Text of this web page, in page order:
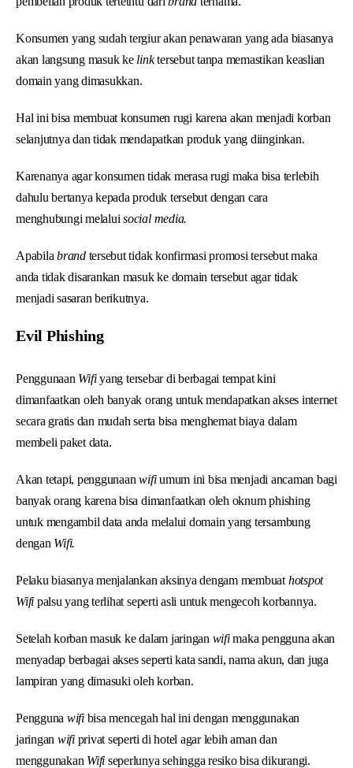
Konsumen yang sudah tergiur akan penawaran yang ada biasanya
akan langsung masuk ke linktersebut tanpa memastikan keaslian
domain yang dimasukkan.
Hal ini bisa membuat konsumen rugi karena akan menjadi korban
selanjutnya dan tidak mendapatkan produk yang diinginkan.
Karenanya agar konsumen tidak merasa rugi maka bisa terlebih
dahulu bertanya kepada produk tersebut dengan cara
menghubungi melaluisocial media.
Apabila brandtersebut tidak konfirmasi promosi tersebut maka
anda tidak disarankan masuk ke domain tersebut agar tidak
menjadi sasaran berikutnya.
Evil Phishing
Penggunaan Wifiyang tersebar di berbagai tempat kini
dimanfaatkan oleh banyak orang untuk mendapatkan akses internet
secara gratis dan mudah serta bisa menghemat biaya dalam
membeli paket data.
Akan tetapi, penggunaanwifiumum ini bisa menjadi ancaman bagi
banyak orang karena bisa dimanfaatkan oleh oknum phishing
untuk mengambil data anda melalui domain yang tersambung
dengan Wifi.
Pelaku biasanya menjalankan aksinya dengam membuat hotspot
Wifi palsu yang terlihat seperti asli untuk mengecoh korbannya.
Setelah korban masuk ke dalam jaringan wifimaka pengguna akan
menyadap berbagai akses seperti kata sandi, nama akun, dan juga
lampiran yang dimasuki oleh korban.
Pengguna wifibisa mencegah hal ini dengan menggunakan
jaringan wifiprivat seperti di hotel agar lebih aman dan
menggunakan Wifi seperlunya sehingga resiko bisa dikurangi.